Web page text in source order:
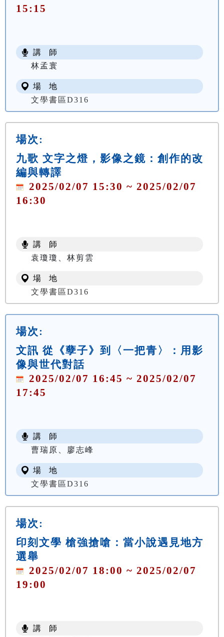
15:15
講 師
林孟寰
場 地
文學書區D316
場次:
九歌 文字之燈，影像之鏡：創作的改
編與轉譯
2025/02/07 15:30 ~ 2025/02/07
16:30
講 師
袁瓊瓊、林剪雲
場 地
文學書區D316
場次:
文訊 從《孽子》到〈一把青〉：用影
像與世代對話
2025/02/07 16:45 ~ 2025/02/07
17:45
講 師
曹瑞原、廖志峰
場 地
文學書區D316
場次:
印刻文學 槍強搶嗆：當小說遇見地方
選舉
2025/02/07 18:00 ~ 2025/02/07
19:00
講 師